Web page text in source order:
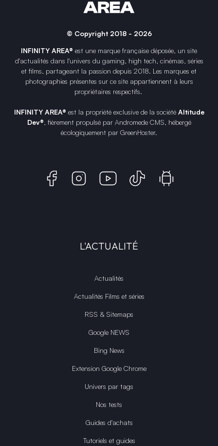
© Copyright 2018 - 2026
INFINITY AREA® est une marque française déposée, un site
d'actualités dans l'univers du gaming, high tech, cinémas, séries
et films, partageant la passion depuis 2018. Les marques et
photographies présentes sur ce site appartiennent à leurs
propriétaires respectifs.
INFINITY AREA® est la propriété exclusive de la société Altitude
Dev®, fièrement propulsé par Andromede CMS, hébergé
écologiquement par GreenHoster.
L'ACTUALITÉ
Actualités
Actualités Films et séries
RSS & Sitemaps
Google NEWS
Bing News
Extension Google Chrome
Univers par tags
Nos tests
Guides d'achats
Tutoriels et guides